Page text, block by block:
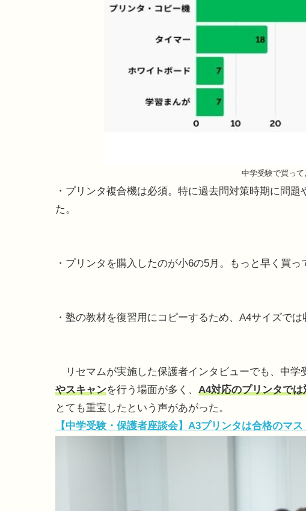
中学受験で買って
・プリンタ複合機は必須。特に過去問対策時期に問
た。
・プリンタを購入したのが小6の5月。もっと早く買っ
・塾の教材を復習用にコピーするため、A4サイズで
リセマムが実施した保護者インタビューでも、中学
やスキャンを行う場面が多く、 A4対応のプリンタで
とても重宝したという声があがった。
【中学受験・保護者座談会】A3プリンタは合格のマ